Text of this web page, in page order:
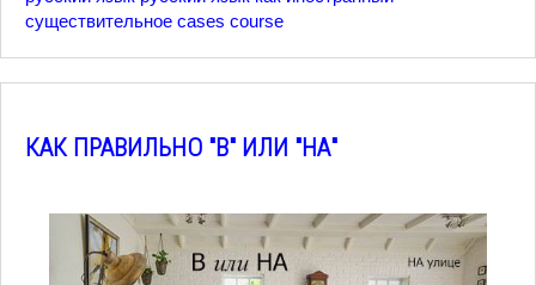
существительное cases course
КАК ПРАВИЛЬНО "В" ИЛИ "НА"